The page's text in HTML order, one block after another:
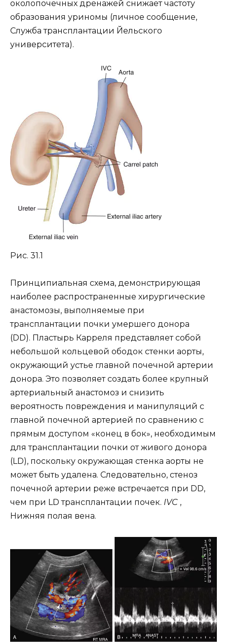
околопочечных дренажей снижает частоту
образования уриномы (личное сообщение,
Служба трансплантации Йельского
университета).
Рис. 31.1
Принципиальная схема, демонстрирующая
наиболее распространенные хирургические
анастомозы, выполняемые при
трансплантации почки умершего донора
(DD). Пластырь Карреля представляет собой
небольшой кольцевой ободок стенки аорты,
окружающий устье главной почечной артерии
донора. Это позволяет создать более крупный
артериальный анастомоз и снизить
вероятность повреждения и манипуляций с
главной почечной артерией по сравнению с
прямым доступом «конец в бок», необходимым
для трансплантации почки от живого донора
(LD), поскольку окружающая стенка аорты не
может быть удалена. Следовательно, стеноз
почечной артерии реже встречается при DD,
чем при LD трансплантации почек. IVC ,
Нижняя полая вена.